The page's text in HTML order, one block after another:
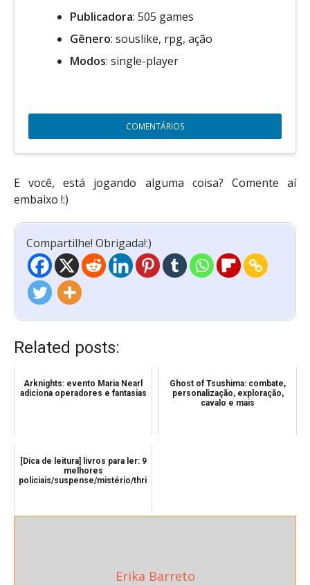
Publicadora: 505 games
Gênero: souslike, rpg, ação
Modos: single-player
COMENTÁRIOS
E você, está jogando alguma coisa? Comente aí
embaixo !:)
Compartilhe! Obrigada!:)
Related posts:
Arknights: evento Maria Nearl
adiciona operadores e fantasias
Ghost of Tsushima: combate,
personalização, exploração,
cavalo e mais
[Dica de leitura] livros para ler: 9
melhores
policiais/suspense/mistério/thriller
Erika Barreto